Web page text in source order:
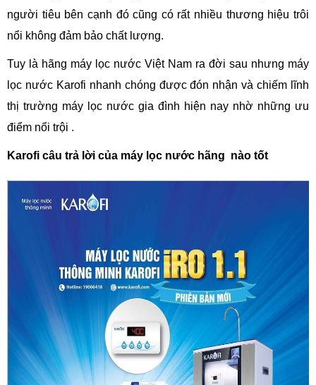
người tiêu bên cạnh đó cũng có rất nhiều thương hiệu trôi
nổi không đảm bảo chất lượng.
Tuy là hãng máy lọc nước Việt Nam ra đời sau nhưng máy
lọc nước Karofi nhanh chóng được đón nhận và chiếm lĩnh
thị trường máy lọc nước gia đình hiện nay nhờ những ưu
điểm nổi trội .
Karofi câu trả lời của máy lọc nước hãng nào tốt